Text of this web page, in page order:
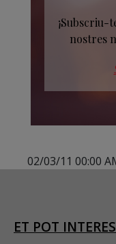
¡Subscriu-
nostres
02/03/11 00:00
ET POT